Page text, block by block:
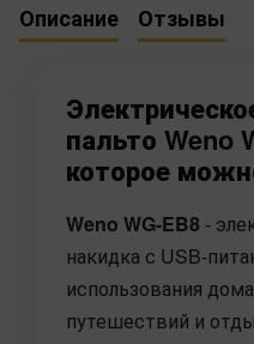
Описание Отзывы
пальто Weno
которое
Weno WG-EB8 -
накидка с USB-
использования
путешествий и